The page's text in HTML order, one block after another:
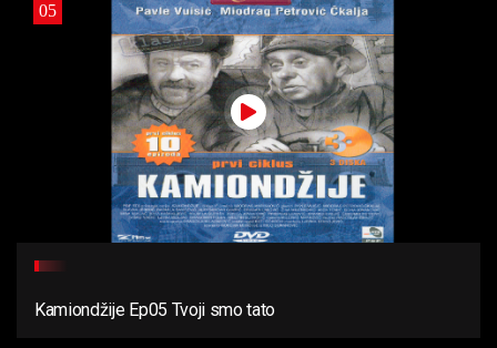
05
Kamiondžije Ep05 Tvoji smo tato